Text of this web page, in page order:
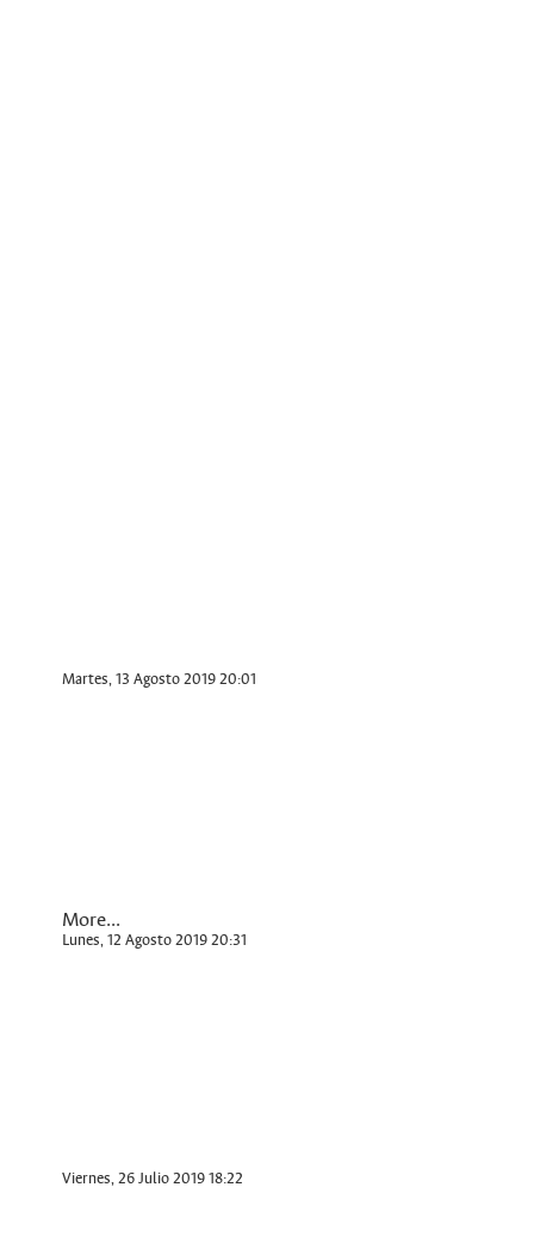
Martes, 13 Agosto 2019 20:01
More...
Lunes, 12 Agosto 2019 20:31
Viernes, 26 Julio 2019 18:22